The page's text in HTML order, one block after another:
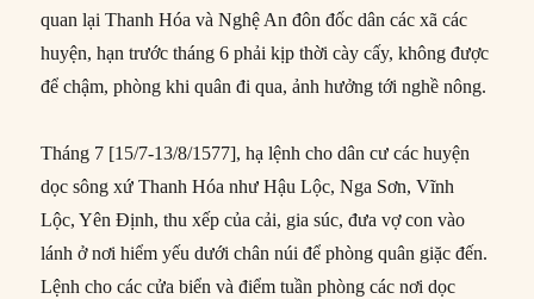
quan lại Thanh Hóa và Nghệ An đôn đốc dân các xã các
huyện, hạn trước tháng 6 phải kịp thời cày cấy, không được
để chậm, phòng khi quân đi qua, ảnh hưởng tới nghề nông.
Tháng 7 [15/7-13/8/1577], hạ lệnh cho dân cư các huyện
dọc sông xứ Thanh Hóa như Hậu Lộc, Nga Sơn, Vĩnh
Lộc, Yên Định, thu xếp của cải, gia súc, đưa vợ con vào
lánh ở nơi hiểm yếu dưới chân núi để phòng quân giặc đến.
Lệnh cho các cửa biển và điểm tuần phòng các nơi dọc